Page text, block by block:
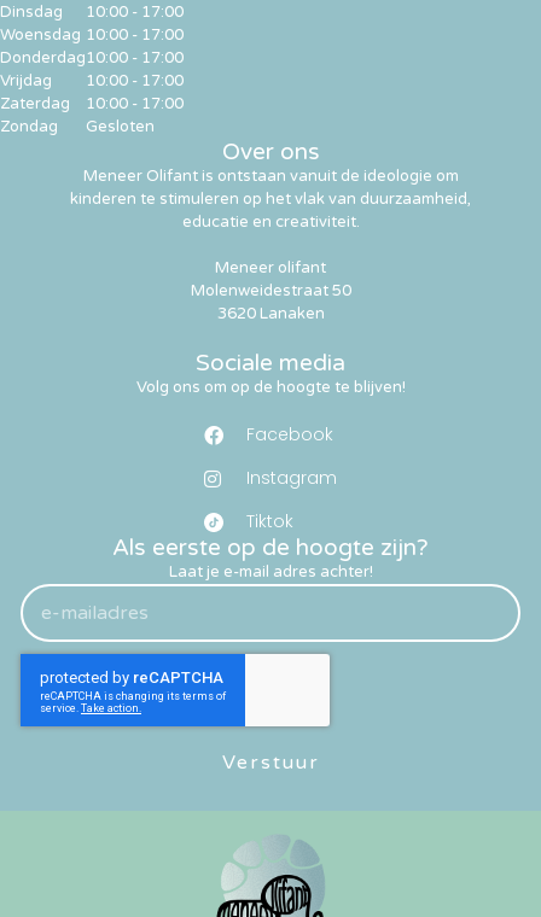
Als eerste op de hoogte zijn?
Laat je e-mail adres achter!
Verstuur
Sociale media
Volg ons om op de hoogte te blijven!
Facebook
Instagram
Tiktok
Over ons
Meneer Olifant is ontstaan vanuit de ideologie om
kinderen te stimuleren op het vlak van duurzaamheid,
educatie en creativiteit.
Meneer olifant
Molenweidestraat 50
3620 Lanaken
Dinsdag
Woensdag
Donderdag
Vrijdag
Zaterdag
Zondag
10:00 - 17:00
10:00 - 17:00
10:00 - 17:00
10:00 - 17:00
10:00 - 17:00
Gesloten